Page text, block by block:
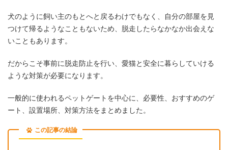
犬のように飼い主のもとへと戻るわけでもなく、自分の部屋を見
つけて帰るようなこともないため、脱走したらなかなか出会えな
いこともあります。
だからこそ事前に脱走防止を行い、愛猫と安全に暮らしていける
ような対策が必要になります。
一般的に使われるペットゲートを中心に、必要性、おすすめのゲ
ート、設置場所、対策方法をまとめました。
この記事の結論